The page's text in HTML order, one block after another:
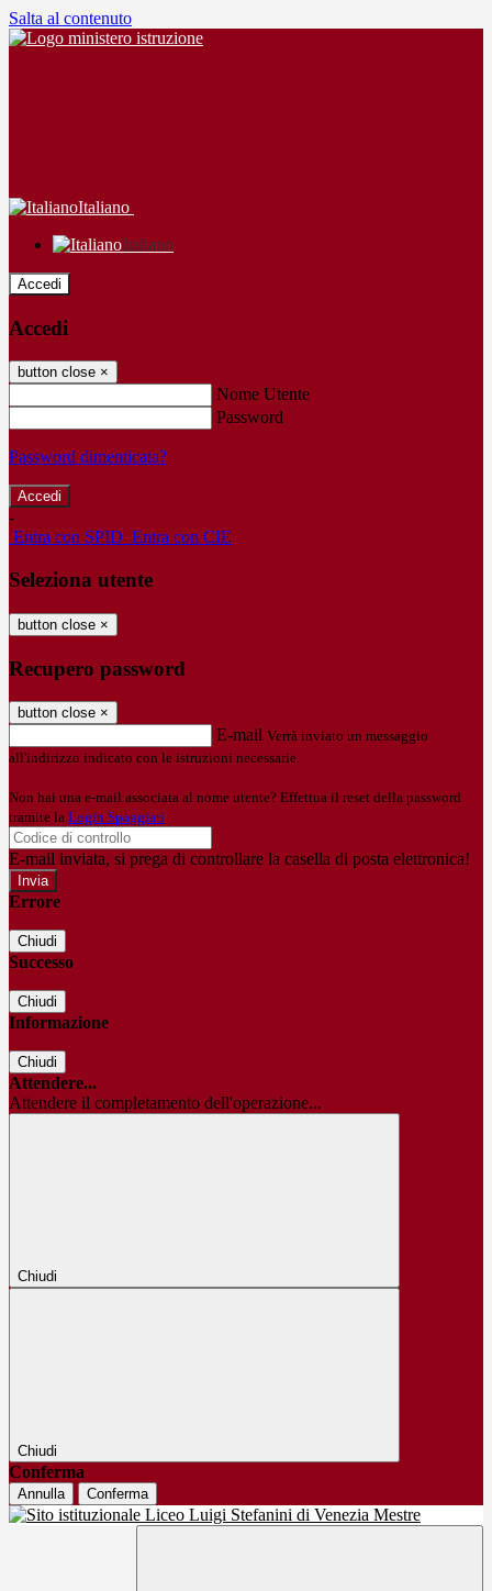
Salta al contenuto
Italiano
Italiano
Accedi
Accedi
button close ×
Nome Utente
Password
Password dimenticata?
-
Entra con SPID Entra con CIE
Seleziona utente
button close ×
Recupero password
button close ×
E-mail Verrà inviato un messaggio
all'indirizzo indicato con le istruzioni necessarie.
Non hai una e-mail associata al nome utente? Effettua il reset della password
tramite la Login Spaggiari
E-mail inviata, si prega di controllare la casella di posta elettronica!
Errore
Chiudi
Successo
Chiudi
Informazione
Chiudi
Attendere...
Attendere il completamento dell'operazione...
Chiudi
Chiudi
Conferma
Annulla Conferma